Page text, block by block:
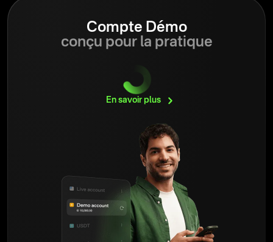
Compte Démo
conçu pour la pratique
En savoirplus